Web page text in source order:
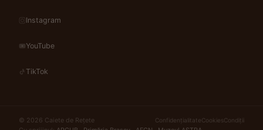
Instagram
YouTube
TikTok
© 2026 Caiete de Rețete ConfidențialitateCookiesCondiții